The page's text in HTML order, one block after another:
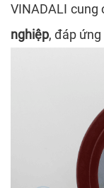
VINADALI cung
nghiệp, đáp